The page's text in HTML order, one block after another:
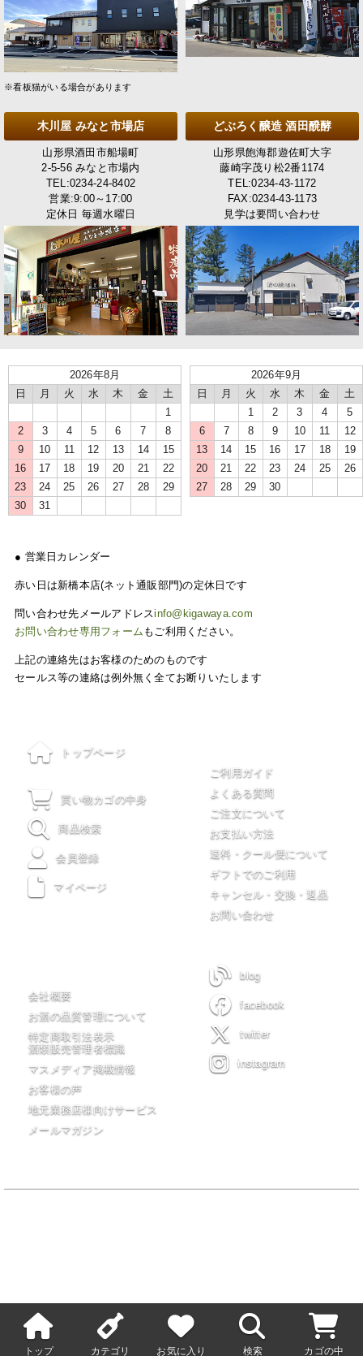
※看板猫がいる場合があります
木川屋 みなと市場店
山形県酒田市船場町
2-5-56 みなと市場内
TEL:0234-24-8402
営業:9:00～17:00
定休日 毎週水曜日
どぶろく醸造 酒田醗酵
山形県飽海郡遊佐町大字
藤崎字茂り松2番1174
TEL:0234-43-1172
FAX:0234-43-1173
見学は要問い合わせ
2026年8月
日
月 火 水 木 金
土
1
2
3 4 5 6 7
8
9
10 11 12 13 14
15
16
17 18 19 20 21
22
23
24 25 26 27 28
29
30
31
2026年9月
日
月 火 水 木 金
土
1
2 3 4
5
6
7 8 9 10 11
12
13
14 15 16 17 18
19
20
21 22 23 24 25
26
27
28 29 30
● 営業日カレンダー
赤い日は新橋本店(ネット通販部門)の定休日です
問い合わせ先メールアドレスinfo@kigawaya.com
お問い合わせ専用フォーム もご利用ください。
上記の連絡先はお客様のためのものです
セールス等の連絡は例外無く全てお断りいたします
トップページ
買い物カゴの中身
商品検索
会員登録
マイページ
ご利用ガイド
よくある質問
ご注文について
お支払い方法
送料・クール便について
ギフトでのご利用
キャンセル・交換・返品
お問い合わせ
会社概要
お酒の品質管理について
特定商取引法表示
酒類販売管理者標識
マスメディア掲載情報
お客様の声
地元業務店様向けサービス
メールマガジン
blog
facebook
twitter
instagram
トップ カテゴリ お気に入り 検索 カゴの中